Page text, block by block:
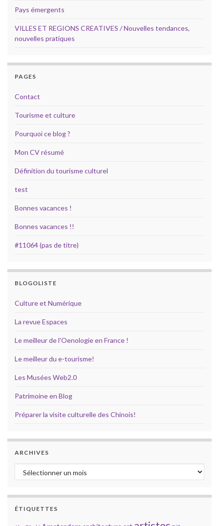
Pays émergents
VILLES ET REGIONS CREATIVES / Nouvelles tendances,
nouvelles pratiques
PAGES
Contact
Tourisme et culture
Pourquoi ce blog ?
Mon CV résumé
Définition du tourisme culturel
test
Bonnes vacances !
Bonnes vacances !!
#11064 (pas de titre)
BLOGOLISTE
Culture et Numérique
La revue Espaces
Le meilleur de l'Oenologie en France !
Le meilleur du e-tourisme!
Les Musées Web2.0
Patrimoine en Blog
Préparer la visite culturelle des Chinois!
ARCHIVES
Archives
ÉTIQUETTES